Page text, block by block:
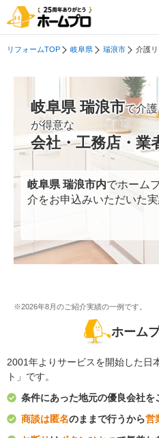
リフォームTOP 岐阜県 瑞浪市 介護
岐阜県 瑞浪市で介
が得意な
会社・工務店・業
岐阜県 瑞浪市内でホーム
介をお申込みいただいた
※2026年8月のご紹介実績の一例です。
ホーム
2001年よりサービスを開始した日
ト」です。
条件にあった地元の優良会社を
商談は匿名のままで行うから営